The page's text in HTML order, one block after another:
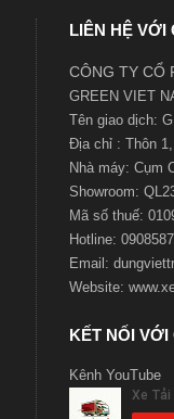
LIÊN HỆ VỚI
CÔNG TY CỔ
GREEN VIET
Tên giao dịch:
Địa chỉ : Thôn
Nhà máy: Cụm
Showroom:
Mã số thuế:
Hotline:
Email:
Website:
KẾT NỐI VỚI
Kênh YouTube